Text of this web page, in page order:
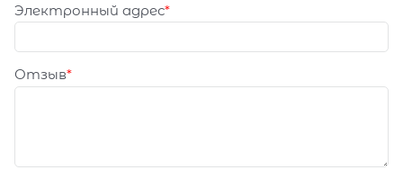
Электронный адрес
Отзыв